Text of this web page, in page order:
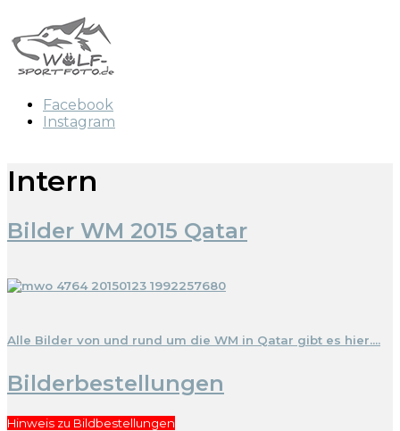
Facebook
Instagram
Intern
Bilder WM 2015 Qatar
Alle Bilder von und rund um die WM in Qatar gibt es hier....
Bilderbestellungen
Hinweis zu Bildbestellungen